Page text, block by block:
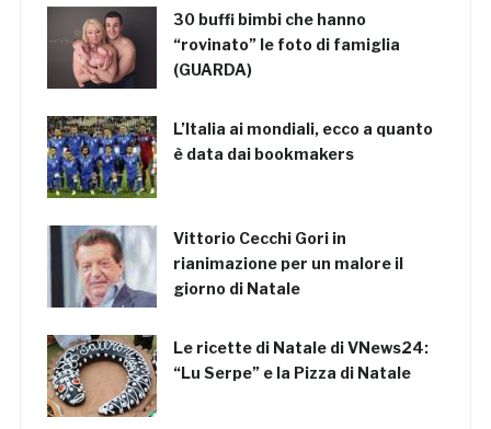
30 buffi bimbi che hanno
“rovinato” le foto di famiglia
(GUARDA)
L’Italia ai mondiali, ecco a quanto
è data dai bookmakers
Vittorio Cecchi Gori in
rianimazione per un malore il
giorno di Natale
Le ricette di Natale di VNews24:
“Lu Serpe” e la Pizza di Natale